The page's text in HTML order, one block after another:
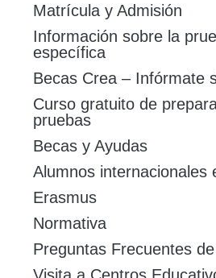
Matrícula y Admisión
Información sobre la
específica
Becas Crea – Infórmate
Curso gratuito de
pruebas
Becas y Ayudas
Alumnos internacionales
Erasmus
Normativa
Preguntas Frecuentes
Visita a Centros